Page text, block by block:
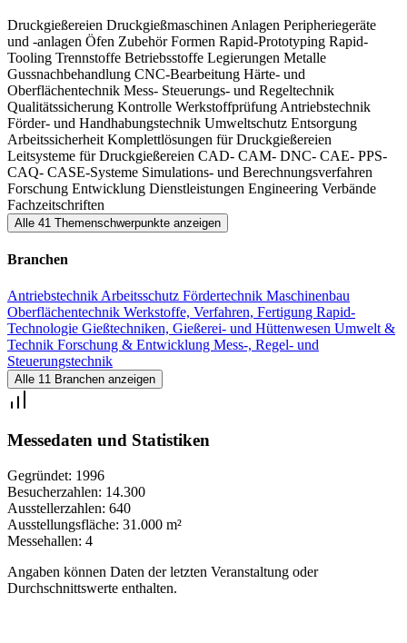
Druckgießereien Druckgießmaschinen Anlagen Peripheriegeräte
und -anlagen Öfen ZubehörFormen Rapid-Prototyping Rapid-
Tooling Trennstoffe Betriebsstoffe Legierungen Metalle
Gussnachbehandlung CNC-Bearbeitung Härte- und
Oberflächentechnik Mess- Steuerungs- und Regeltechnik
Qualitätssicherung Kontrolle Werkstoffprüfung Antriebstechnik
Förder- und Handhabungstechnik Umweltschutz Entsorgung
Arbeitssicherheit Komplettlösungen für Druckgießereien
Leitsysteme für Druckgießereien CAD- CAM- DNC- CAE- PPS-
CAQ- CASE-Systeme Simulations- und Berechnungsverfahren
Forschung Entwicklung Dienstleistungen Engineering Verbände
Fachzeitschriften
Alle 41 Themenschwerpunkte anzeigen
Branchen
Antriebstechnik Arbeitsschutz Fördertechnik Maschinenbau
Oberflächentechnik Werkstoffe, Verfahren, Fertigung Rapid-
Technologie Gießtechniken, Gießerei- und Hüttenwesen Umwelt &
Technik Forschung & Entwicklung Mess-, Regel- und
Steuerungstechnik
Alle 11 Branchen anzeigen
Messedaten und Statistiken
Gegründet: 1996
Besucherzahlen: 14.300
Ausstellerzahlen: 640
Ausstellungsfläche: 31.000 m²
Messehallen: 4
Angaben können Daten der letzten Veranstaltung oder
Durchschnittswerte enthalten.